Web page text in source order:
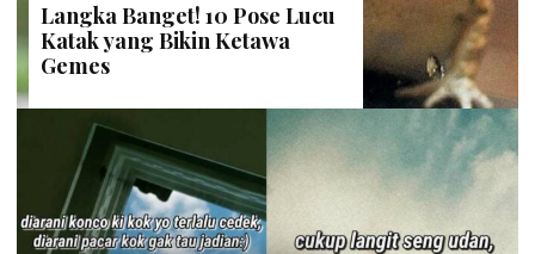
Langka Banget! 10 Pose Lucu
Katak yang Bikin Ketawa
Gemes